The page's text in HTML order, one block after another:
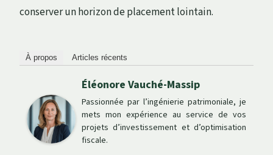
conserver un horizon de placement lointain.
À propos Articles récents
Éléonore Vauché-Massip
Passionnée par l’ingénierie patrimoniale, je
mets mon expérience au service de vos
projets d’investissement et d’optimisation
fiscale.